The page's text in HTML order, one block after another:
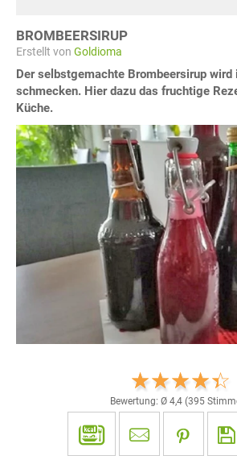
BROMBEERSIRUP
Erstellt von Goldioma
Der selbstgemachte Brombeersirup
schmecken. Hier dazu das fruchtige
Küche.
Bewertung: Ø 4,4 (395